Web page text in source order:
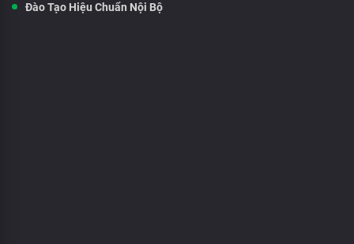
Đào Tạo Hiệu Chuẩn Nội Bộ